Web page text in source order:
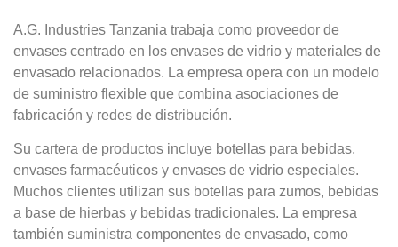
A.G. Industries Tanzania trabaja como proveedor de
envases centrado en los envases de vidrio y materiales de
envasado relacionados. La empresa opera con un modelo
de suministro flexible que combina asociaciones de
fabricación y redes de distribución.
Su cartera de productos incluye botellas para bebidas,
envases farmacéuticos y envases de vidrio especiales.
Muchos clientes utilizan sus botellas para zumos, bebidas
a base de hierbas y bebidas tradicionales. La empresa
también suministra componentes de envasado, como